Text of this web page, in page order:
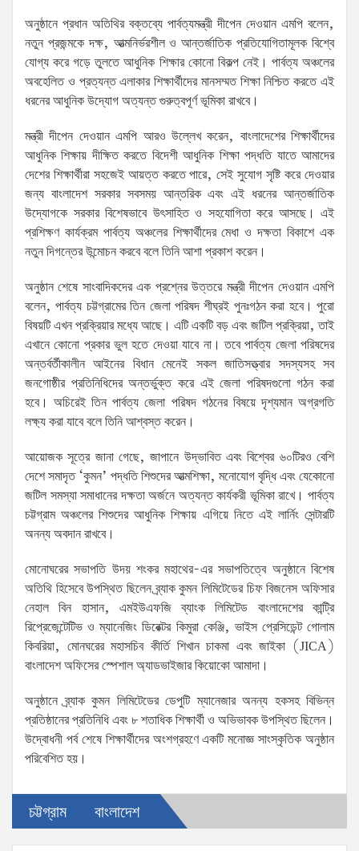
অনুষ্ঠানে প্রধান অতিথির বক্তব্যে পার্বত্যমন্ত্রী দীপেন দেওয়ান এমপি বলেন,
নতুন প্রজন্মকে দক্ষ, আত্মনির্ভরশীল ও আন্তর্জাতিক প্রতিযোগিতামূলক বিশ্বে
যোগ্য করে গড়ে তুলতে আধুনিক শিক্ষার কোনো বিকল্প নেই। পার্বত্য অঞ্চলের
অবহেলিত ও প্রত্যন্ত এলাকার শিক্ষার্থীদের মানসম্মত শিক্ষা নিশ্চিত করতে এই
ধরনের আধুনিক উদ্যোগ অত্যন্ত গুরুত্বপূর্ণ ভূমিকা রাখবে।
মন্ত্রী দীপেন দেওয়ান এমপি আরও উল্লেখ করেন, বাংলাদেশের শিক্ষার্থীদের
আধুনিক শিক্ষায় দীক্ষিত করতে বিদেশী আধুনিক শিক্ষা পদ্ধতি যাতে আমাদের
দেশের শিক্ষার্থীরা সহজেই আয়ত্ত করতে পারে, সেই সুযোগ সৃষ্টি করে দেওয়ার
জন্য বাংলাদেশ সরকার সবসময় আন্তরিক এবং এই ধরনের আন্তর্জাতিক
উদ্যোগকে সরকার বিশেষভাবে উৎসাহিত ও সহযোগিতা করে আসছে। এই
প্রশিক্ষণ কার্যক্রম পার্বত্য অঞ্চলের শিক্ষার্থীদের মেধা ও দক্ষতা বিকাশে এক
নতুন দিগন্তের উন্মোচন করবে বলে তিনি আশা প্রকাশ করেন।
অনুষ্ঠান শেষে সাংবাদিকদের এক প্রশ্নের উত্তরে মন্ত্রী দীপেন দেওয়ান এমপি
বলেন, পার্বত্য চট্টগ্রামের তিন জেলা পরিষদ শীঘ্রই পুনঃগঠন করা হবে। পুরো
বিষয়টি এখন প্রক্রিয়ার মধ্যে আছে। এটি একটি বড় এবং জটিল প্রক্রিয়া, তাই
এখানে কোনো প্রকার ভুল হতে দেওয়া যাবে না। তবে পার্বত্য জেলা পরিষদের
অন্তর্বর্তীকালীন আইনের বিধান মেনেই সকল জাতিসত্ত্বার সদস্যসহ সব
জনগোষ্ঠীর প্রতিনিধিদের অন্তর্ভুক্ত করে এই জেলা পরিষদগুলো গঠন করা
হবে। অচিরেই তিন পার্বত্য জেলা পরিষদ গঠনের বিষয়ে দৃশ্যমান অগ্রগতি
লক্ষ্য করা যাবে বলে তিনি আশ্বস্ত করেন।
আয়োজক সূত্রে জানা গেছে, জাপানে উদ্ভাবিত এবং বিশ্বের ৬০টিরও বেশি
দেশে সমাদৃত ‘কুমন’ পদ্ধতি শিশুদের আত্মশিক্ষা, মনোযোগ বৃদ্ধি এবং যেকোনো
জটিল সমস্যা সমাধানের দক্ষতা অর্জনে অত্যন্ত কার্যকরী ভূমিকা রাখে। পার্বত্য
চট্টগ্রাম অঞ্চলের শিশুদের আধুনিক শিক্ষায় এগিয়ে নিতে এই লার্নিং সেন্টারটি
অনন্য অবদান রাখবে।
মোনোঘরের সভাপতি উদয় শংকর মহাথের-এর সভাপতিত্বে অনুষ্ঠানে বিশেষ
অতিথি হিসেবে উপস্থিত ছিলেন ব্র্যাক কুমন লিমিটেডের চিফ বিজনেস অফিসার
নেহাল বিন হাসান, এমইউএফজি ব্যাংক লিমিটেড বাংলাদেশের কান্ট্রি
রিপ্রেজেন্টেটিভ ও ম্যানেজিং ডিরেক্টর কিমুরা কেঞ্জি, ভাইস প্রেসিডেন্ট গোলাম
কিবরিয়া, মোনঘরের মহাসচিব কীর্তি শিখান চাকমা এবং জাইকা (JICA)
বাংলাদেশ অফিসের স্পেশাল অ্যাডভাইজার কিয়োকো আমাদা।
অনুষ্ঠানে ব্র্যাক কুমন লিমিটেডের ডেপুটি ম্যানেজার অনন্য হকসহ বিভিন্ন
প্রতিষ্ঠানের প্রতিনিধি এবং ৮ শতাধিক শিক্ষার্থী ও অভিভাবক উপস্থিত ছিলেন।
উদ্বোধনী পর্ব শেষে শিক্ষার্থীদের অংশগ্রহণে একটি মনোজ্ঞ সাংস্কৃতিক অনুষ্ঠান
পরিবেশিত হয়।
চট্টগ্রাম বাংলাদেশ